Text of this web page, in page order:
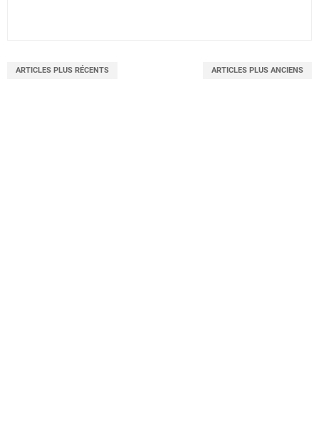
ARTICLES PLUS RÉCENTS ARTICLES PLUS ANCIENS